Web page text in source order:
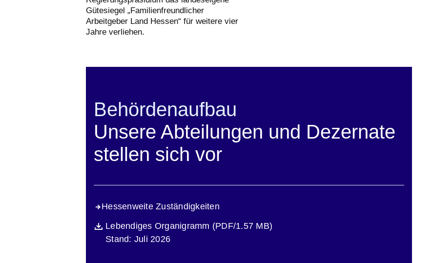
Gütesiegel „Familienfreundlicher
Arbeitgeber Land Hessen“ für weitere vier
Jahre verliehen.
Behördenaufbau
Unsere Abteilungen und Dezernate
stellen sich vor
Hessenweite Zuständigkeiten
DateiLebendiges Organigramm (PDF/1.57 MB)
Öffnet sich in einem neuen Fenster
Beschreibung
Stand: Juli 2026